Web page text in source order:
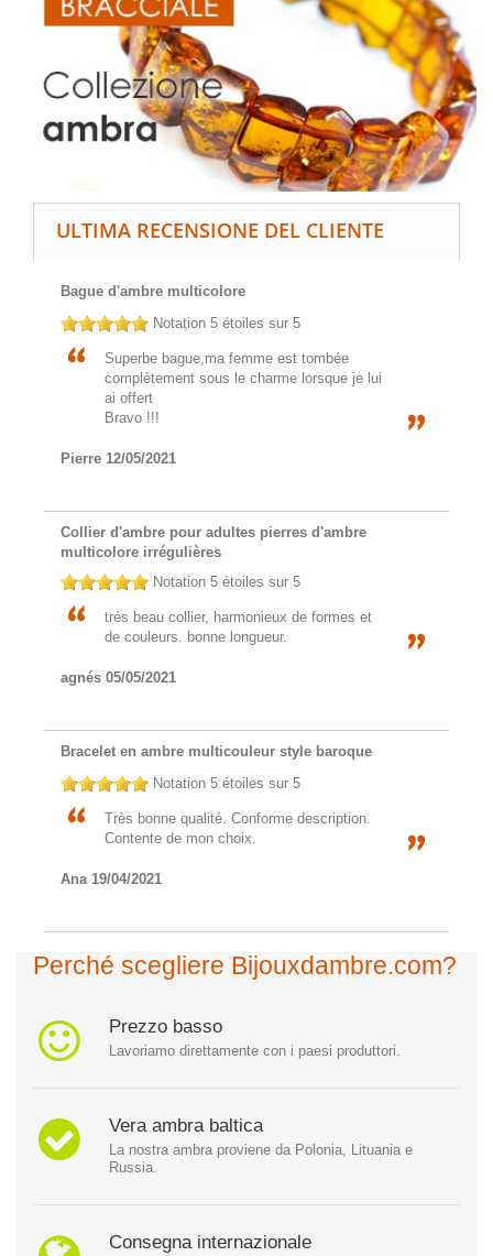
ULTIMA RECENSIONE DEL CLIENTE
Bague d'ambre multicolore
Notation 5 étoiles sur 5
Superbe bague,ma femme est tombée
complètement sous le charme lorsque je lui
ai offert
Bravo !!!
Pierre 12/05/2021
Collier d'ambre pour adultes pierres d'ambre
multicolore irrégulières
Notation 5 étoiles sur 5
trés beau collier, harmonieux de formes et
de couleurs. bonne longueur.
agnés 05/05/2021
Bracelet en ambre multicouleur style baroque
Notation 5 étoiles sur 5
Très bonne qualité. Conforme description.
Contente de mon choix.
Ana 19/04/2021
Perché scegliere Bijouxdambre.com?
Prezzo basso
Lavoriamo direttamente con i paesi produttori.
Vera ambra baltica
La nostra ambra proviene da Polonia, Lituania e
Russia.
Consegna internazionale